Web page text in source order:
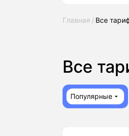
Главная Все
Все
Популярные